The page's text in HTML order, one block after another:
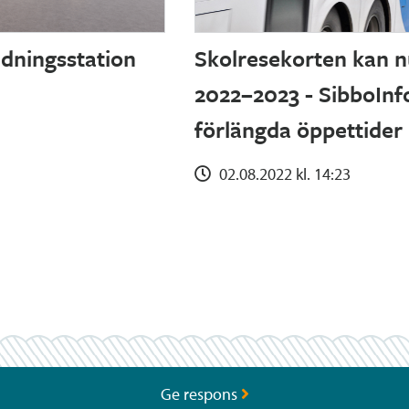
Skolresekorten kan
2022–2023 -
förlängda öppettider
02.08.2022 kl. 14:23
Ge respons